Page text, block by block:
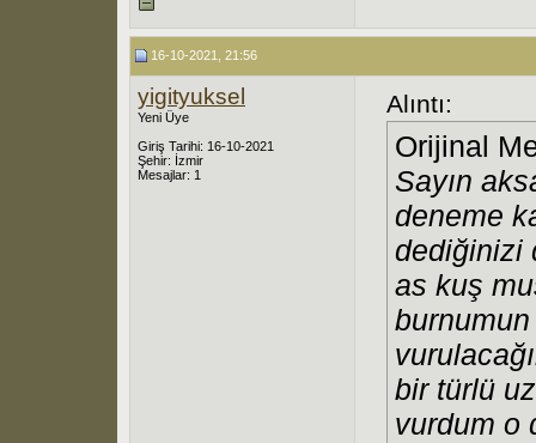
16-10-2021, 21:56
yigityuksel
Yeni Üye
Giriş Tarihi: 16-10-2021
Şehir: İzmir
Mesajlar: 1
Alıntı:
Orijinal
Sayın
deneme
dediğinizi
as kuş
bir türlü
vurdum o